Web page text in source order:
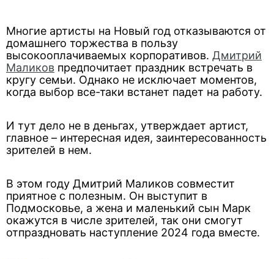
Многие артисты на Новый год отказываются от
домашнего торжества в пользу
высокооплачиваемых корпоративов. Дмитрий
Маликов предпочитает праздник встречать в
кругу семьи. Однако не исключает моментов,
когда выбор все-таки встанет падет на работу.
И тут дело не в деньгах, утверждает артист,
главное – интересная идея, заинтересованность
зрителей в нем.
В этом году Дмитрий Маликов совместит
приятное с полезным. Он выступит в
Подмосковье, а жена и маленький сын Марк
окажутся в числе зрителей, так они смогут
отпраздновать наступление 2024 года вместе.